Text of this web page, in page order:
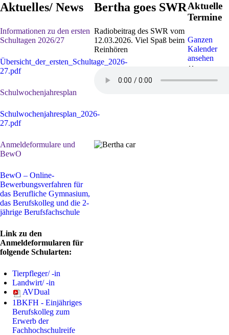
Aktuelles/ News
Informationen zu den ersten
Schultagen 2026/27
Übersicht_der_ersten_Schultage_2026-
27.pdf
Schulwochenjahresplan
Schulwochenjahresplan_2026-
27.pdf
Anmeldeformulare und
BewO
BewO – Online-
Bewerbungsverfahren für
das Berufliche Gymnasium,
das Berufskolleg und die 2-
jährige Berufsfachschule
Link zu den
Anmeldeformularen für
folgende Schularten:
Tierpfleger/ -in
Landwirt/ -in
AVDual
1BKFH - Einjähriges
Berufskolleg zum
Erwerb der
Fachhochschulreife
Bertha goes SWR
Radiobeitrag des SWR vom
12.03.2026. Viel Spaß beim
Reinhören
Aktuelle
Termine
Ganzen
Kalender
ansehen
Sep. 2026